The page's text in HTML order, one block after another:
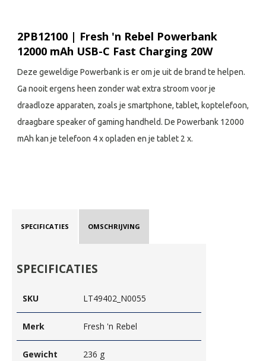
2PB12100 | Fresh 'n Rebel Powerbank
12000 mAh USB-C Fast Charging 20W
Deze geweldige Powerbank is er om je uit de brand te helpen.
Ga nooit ergens heen zonder wat extra stroom voor je
draadloze apparaten, zoals je smartphone, tablet, koptelefoon,
draagbare speaker of gaming handheld. De Powerbank 12000
mAh kan je telefoon 4 x opladen en je tablet 2 x.
SPECIFICATIES OMSCHRIJVING
SPECIFICATIES
SKU LT49402_N0055
Merk Fresh 'n Rebel
Gewicht 236 g